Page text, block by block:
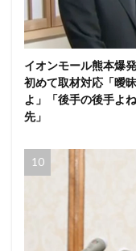
イオンモール熊本爆
初めて取材対応「曖
よ」「後手の後手よ
先」